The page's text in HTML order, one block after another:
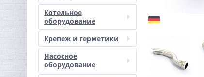
Котельное
оборудование
Крепеж и герметики
Насосное
оборудование